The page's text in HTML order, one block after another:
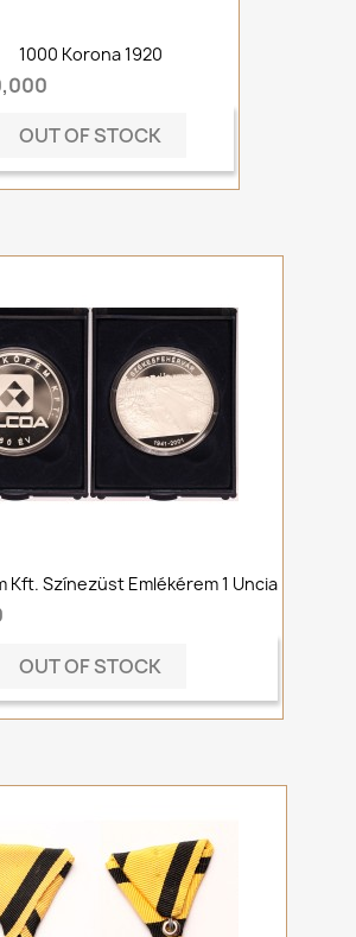
1000 Korona 1920
OUT OF STOCK
Kft. Színezüst Emlékérem 1 Uncia
OUT OF STOCK